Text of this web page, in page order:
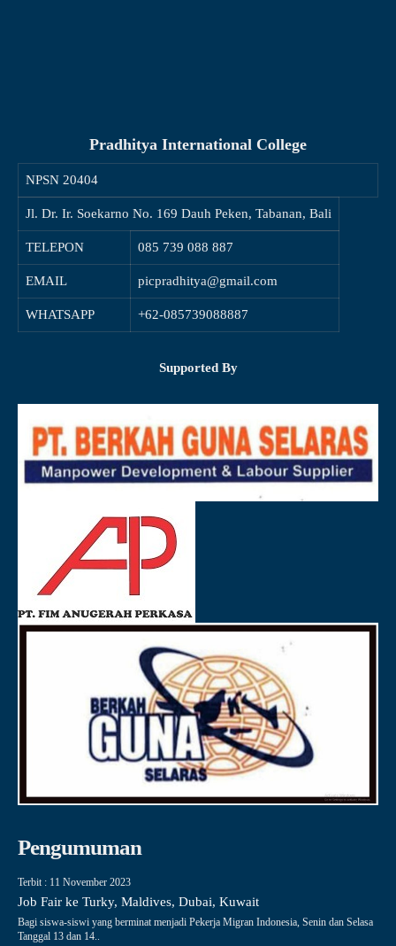
Pradhitya International College
NPSN 20404
Jl. Dr. Ir. Soekarno No. 169 Dauh Peken, Tabanan, Bali
TELEPON 085 739 088 887
EMAIL picpradhitya@gmail.com
WHATSAPP +62-085739088887
Supported By
Pengumuman
Terbit : 11 November 2023
Job Fair ke Turky, Maldives, Dubai, Kuwait
Bagi siswa-siswi yang berminat menjadi Pekerja Migran Indonesia, Senin dan Selasa
Tanggal 13 dan 14..